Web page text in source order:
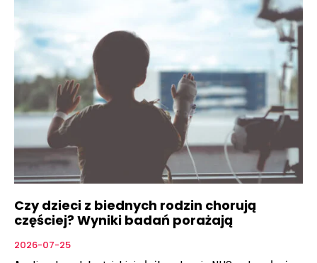
Czy dzieci z biednych rodzin chorują
częściej? Wyniki badań porażają
2026-07-25